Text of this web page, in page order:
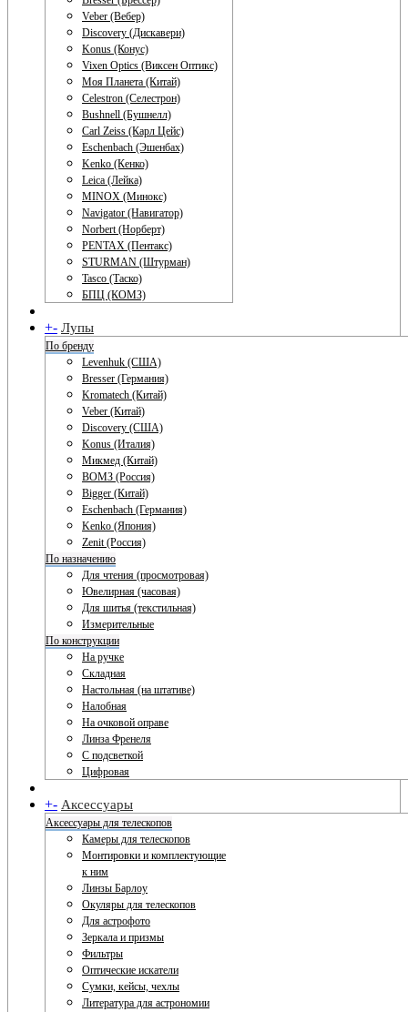
Veber (Вебер)
Discovery (Дискавери)
Konus (Конус)
Vixen Optics (Виксен Оптикс)
Моя Планета (Китай)
Celestron (Селестрон)
Bushnell (Бушнелл)
Carl Zeiss (Карл Цейс)
Eschenbach (Эшенбах)
Kenko (Кенко)
Leica (Лейка)
MINOX (Минокс)
Navigator (Навигатор)
Norbert (Норберт)
PENTAX (Пентакс)
STURMAN (Штурман)
Tasco (Таско)
БПЦ (КОМЗ)
+- Лупы
По бренду
Levenhuk (США)
Bresser (Германия)
Kromatech (Китай)
Veber (Китай)
Discovery (США)
Konus (Италия)
Микмед (Китай)
ВОМЗ (Россия)
Bigger (Китай)
Eschenbach (Германия)
Kenko (Япония)
Zenit (Россия)
По назначению
Для чтения (просмотровая)
Ювелирная (часовая)
Для шитья (текстильная)
Измерительные
По конструкции
На ручке
Складная
Настольная (на штативе)
Налобная
На очковой оправе
Линза Френеля
С подсветкой
Цифровая
+- Аксессуары
Аксессуары для телескопов
Камеры для телескопов
Монтировки и комплектующие
к ним
Линзы Барлоу
Окуляры для телескопов
Для астрофото
Зеркала и призмы
Фильтры
Оптические искатели
Сумки, кейсы, чехлы
Литература для астрономии